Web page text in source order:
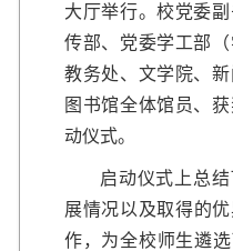
大厅举行。校党委
传部、党委学工部（
教务处、文学院、新
图书馆全体馆员、
动仪式。
启动仪式上总
展情况以及取得的
作，为全校师生遴